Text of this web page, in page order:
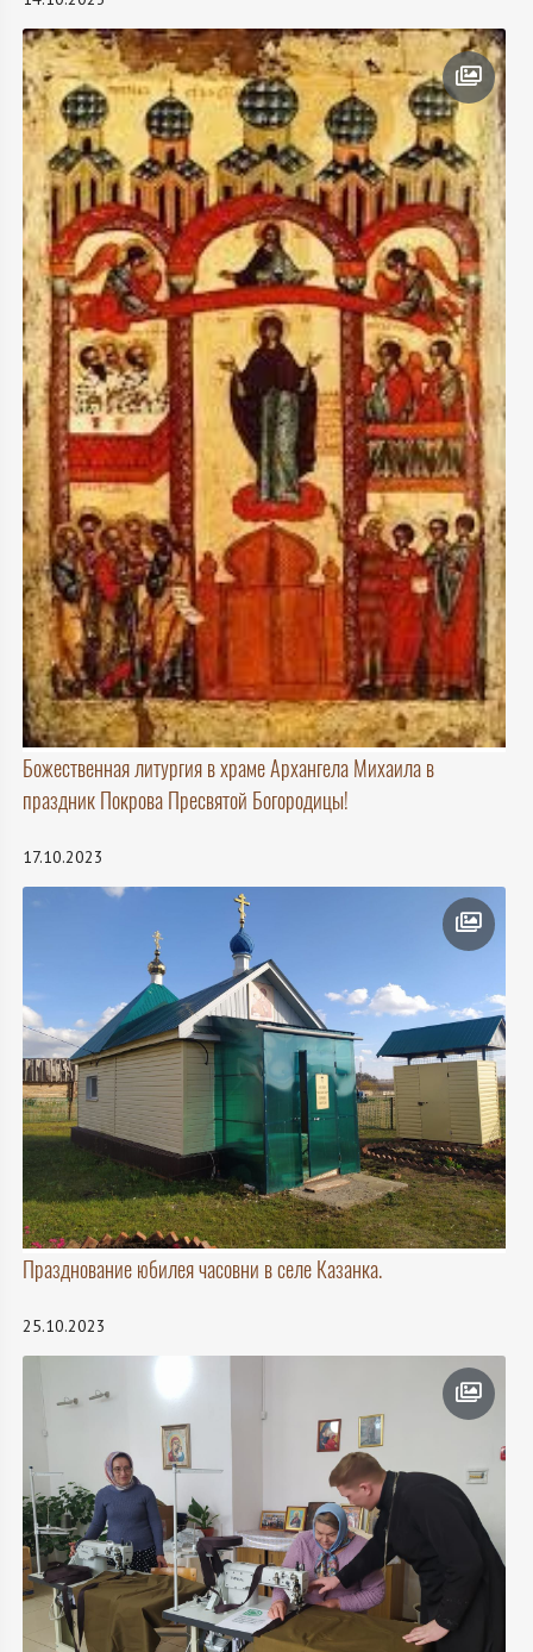
Божественная литургия в храме Архангела Михаила в
праздник Покрова Пресвятой Богородицы!
17.10.2023
Празднование юбилея часовни в селе Казанка.
25.10.2023